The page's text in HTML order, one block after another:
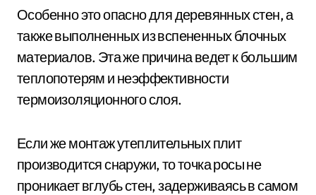
Особенно это опасно для деревянных стен, а
также выполненных из вспененных блочных
материалов. Эта же причина ведет к большим
теплопотерям и неэффективности
термоизоляционного слоя.
Если же монтаж утеплительных плит
производится снаружи, то точка росы не
проникает вглубь стен, задерживаясь в самом